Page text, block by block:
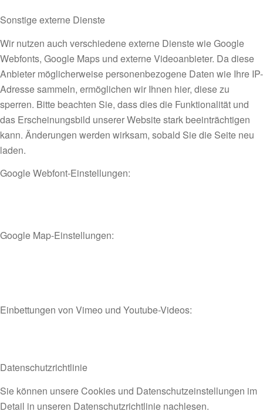
Sonstige externe Dienste
Wir nutzen auch verschiedene externe Dienste wie Google
Webfonts, Google Maps und externe Videoanbieter. Da diese
Anbieter möglicherweise personenbezogene Daten wie Ihre IP-
Adresse sammeln, ermöglichen wir Ihnen hier, diese zu
sperren. Bitte beachten Sie, dass dies die Funktionalität und
das Erscheinungsbild unserer Website stark beeinträchtigen
kann. Änderungen werden wirksam, sobald Sie die Seite neu
laden.
Google Webfont-Einstellungen:
Google Map-Einstellungen:
Einbettungen von Vimeo und Youtube-Videos:
Datenschutzrichtlinie
Sie können unsere Cookies und Datenschutzeinstellungen im
Detail in unseren Datenschutzrichtlinie nachlesen.